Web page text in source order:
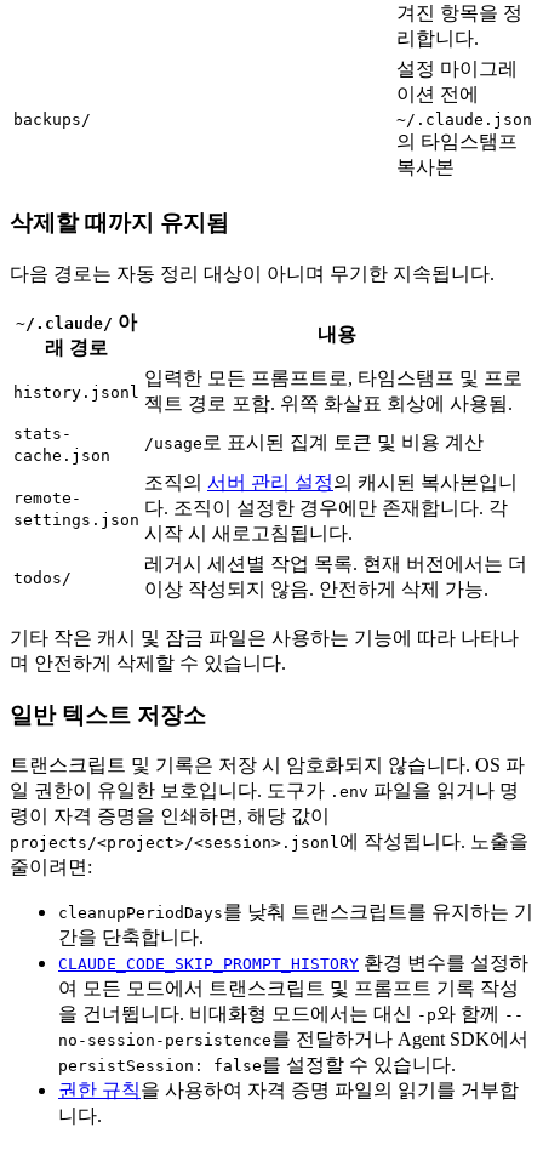
겨진 항목을 정
리합니다.
backups/
설정 마이그레
이션 전에
~/.claude.json
의 타임스탬프
복사본
삭제할 때까지 유지됨
다음 경로는 자동 정리 대상이 아니며 무기한 지속됩니다.
~/.claude/ 아
래 경로
내용
history.jsonl
입력한 모든 프롬프트로, 타임스탬프 및 프로
젝트 경로 포함. 위쪽 화살표 회상에 사용됨.
stats-
cache.json
/usage 로 표시된 집계 토큰 및 비용 계산
remote-
settings.json
조직의 서버 관리 설정의 캐시된 복사본입니
다. 조직이 설정한 경우에만 존재합니다. 각
시작 시 새로고침됩니다.
todos/
레거시 세션별 작업 목록. 현재 버전에서는 더
이상 작성되지 않음. 안전하게 삭제 가능.
기타 작은 캐시 및 잠금 파일은 사용하는 기능에 따라 나타나
며 안전하게 삭제할 수 있습니다.
일반 텍스트 저장소
트랜스크립트 및 기록은 저장 시 암호화되지 않습니다. OS 파
일 권한이 유일한 보호입니다. 도구가 .env 파일을 읽거나 명
령이 자격 증명을 인쇄하면, 해당 값이
projects/<project>/<session>.jsonl에 작성됩니다. 노출을
줄이려면:
cleanupPeriodDays를 낮춰 트랜스크립트를 유지하는 기
간을 단축합니다.
CLAUDE_CODE_SKIP_PROMPT_HISTORY 환경 변수를 설정하
여 모든 모드에서 트랜스크립트 및 프롬프트 기록 작성
을 건너뜁니다. 비대화형 모드에서는 대신 -p와 함께
--
no-session-persistence를 전달하거나 Agent SDK에서
persistSession: false를 설정할 수 있습니다.
권한 규칙을 사용하여 자격 증명 파일의 읽기를 거부합
니다.